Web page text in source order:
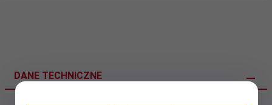
DANE TECHNICZNE